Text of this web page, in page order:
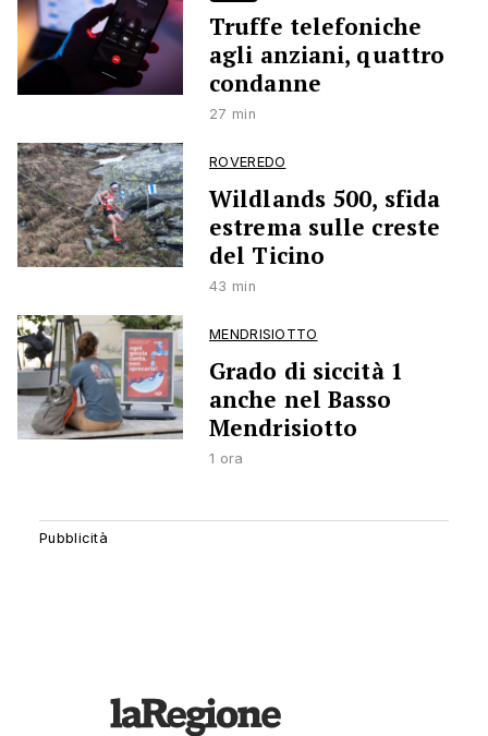
Truffe telefoniche
agli anziani, quattro
condanne
27 min
ROVEREDO
Wildlands 500, sfida
estrema sulle creste
del Ticino
43 min
MENDRISIOTTO
Grado di siccità 1
anche nel Basso
Mendrisiotto
1 ora